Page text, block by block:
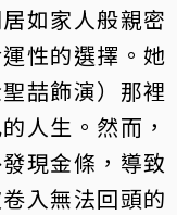
如家人般親密
性的選擇。她
喆飾演）那裡
人生。然而，
現金條，導致
入無法回頭的